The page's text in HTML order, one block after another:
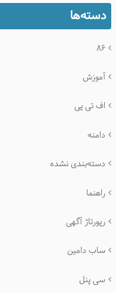
دسته‌ها
۸۶
آموزش
اف تی پی
دامنه
دسته‌بندی نشده
راهنما
رپورتاژ آگهی
ساب دامین
سی پنل